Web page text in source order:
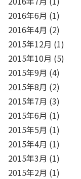
2016年6月 (1)
2016年4月 (2)
2015年12月 (1)
2015年10月 (5)
2015年9月 (4)
2015年8月 (2)
2015年7月 (3)
2015年6月 (1)
2015年5月 (1)
2015年4月 (1)
2015年3月 (1)
2015年2月 (1)